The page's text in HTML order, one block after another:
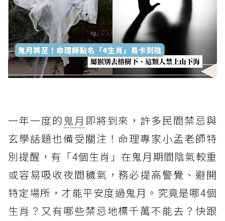
一年一度的鬼月 即將到來，許多民間禁忌與
玄學話題也備受關注！命理專家小孟老師特
別提醒，有「4個生肖」在鬼月期間陰氣較重
或容易吸收夜間穢氣，務必提高警覺、避開
特定場所，才能平安度過鬼月。究竟是哪4個
生肖？又有哪些禁忌地標千萬不能去？快跟